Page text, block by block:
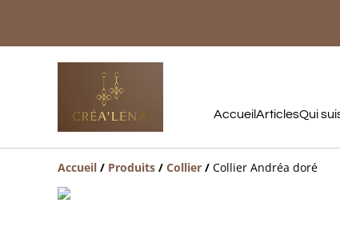
AccueilArticlesQui
Accueil / Produits / Collier / Collier Andréa doré